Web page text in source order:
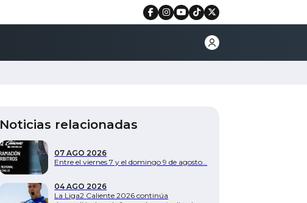
Noticias relacionadas
07 AGO 2026
Entre el viernes 7 y el domingo 9 de agosto…
04 AGO 2026
La Liga2 Caliente 2026 continúa